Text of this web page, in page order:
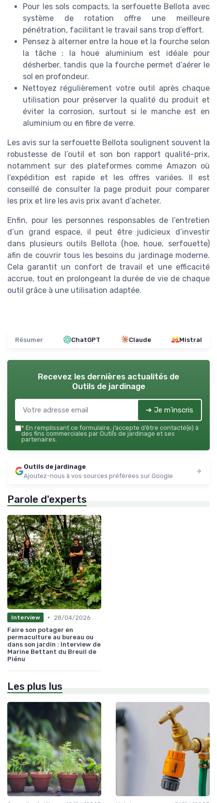
Pour les sols compacts, la serfouette Bellota avec
système de rotation offre une meilleure
pénétration, facilitant le travail sans trop d’effort.
Pensez à alterner entre la houe et la fourche selon
la tâche : la houe aluminium est idéale pour
désherber, tandis que la fourche permet d’aérer le
sol en profondeur.
Nettoyez régulièrement votre outil après chaque
utilisation pour préserver la qualité du produit et
éviter la corrosion, surtout si le manche est en
aluminium ou en fibre de verre.
Les avis sur la serfouette Bellota soulignent souvent la
robustesse de l’outil et son bon rapport qualité-prix,
notamment sur des plateformes comme Amazon où
l’expédition est rapide et les offres variées. Il est
conseillé de consulter la page produit pour comparer
les prix et lire les avis prix avant d’acheter.
Enfin, pour les personnes responsables de l’entretien
d’un grand espace, il peut être judicieux d’investir
dans plusieurs outils Bellota (hoe, houe, serfouette)
afin de couvrir tous les besoins du jardinage moderne.
Cela garantit un confort de travail et une efficacité
accrue, tout en prolongeant la durée de vie de chaque
outil grâce à une utilisation adaptée.
Résumer ChatGPT Claude Mistral
Recevez les dernières actualités de
Outils de jardinage
➔ Je m'inscris
* En remplissant ce formulaire, j’accepte d’être contacté(e) à
des fins commerciales par Outils de jardinage et ses
partenaires.
Outils de jardinage
Ajoutez-nous à vos sources préférées sur Google
Parole d'experts
Interview •
28/04/2026
Faire son potager en
permaculture au bureau ou
dans son jardin : Interview de
Marine Bettant du Breuil de
Piénu
Les plus lus